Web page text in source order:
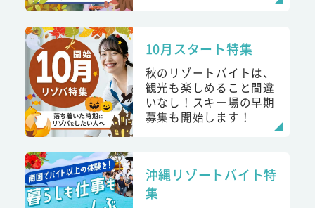
10月スタート特集
秋のリゾートバイトは、
観光も楽しめること間違
いなし！スキー場の早期
募集も開始します！
沖縄リゾートバイト特
集